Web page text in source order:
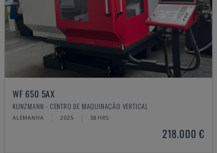
WF 650 5AX
KUNZMANN - CENTRO DE MAQUINAÇÃO VERTICAL
ALEMANHA 2025 58 HRS
218.000 €